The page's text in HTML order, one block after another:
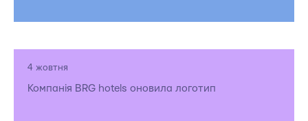
4 жовтня
Компанія BRG hotels оновила логотип